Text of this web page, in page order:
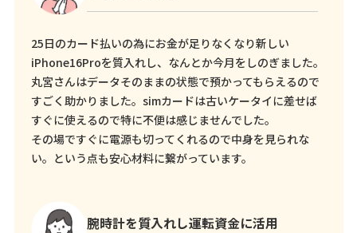
25日のカード払いの為にお金が足りなくなり新しい
iPhone16Proを質入れし、なんとか今月をしのぎました。
丸宮さんはデータそのままの状態で預かってもらえるので
すごく助かりました。simカードは古いケータイに差せば
すぐに使えるので特に不便は感じませんでした。
その場ですぐに電源も切ってくれるので中身を見られな
い。という点も安心材料に繋がっています。
腕時計を質入れし運転資金に活用